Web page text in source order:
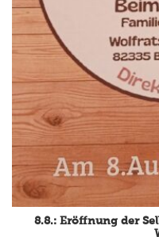
8.8.: Eröffnung der